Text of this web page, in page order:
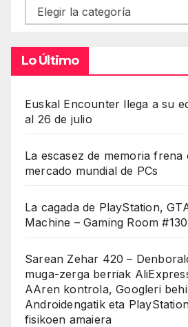
Contenidos
Lo Último
Euskal Encounter llega a su
al 26 de julio
La escasez de memoria frena
mercado mundial de PCs
La cagada de PlayStation,
Machine – Gaming Room #130
Sarean Zehar 420 –
muga-zerga berriak
AAren kontrola, Googleri
Androidengatik eta
fisikoen amaiera